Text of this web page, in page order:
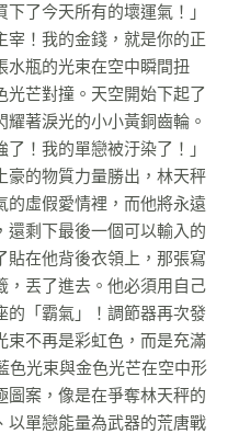
了今天所有的壞運氣！」
宰！我的金錢，就是你的正
水瓶的光束在空中瞬間扭
光芒對撞。天空開始下起了
著淚光的小小黃銅齒輪。
了！我的單戀被汙染了！」
豪的物質力量勝出，林天秤
的虛假愛情裡，而他將永遠
還剩下最後一個可以輸入的
貼在他背後衣領上，那張寫
，丟了進去。他必須用自己
的「霸氣」！調節器再次發
束不再是彩虹色，而是充滿
色光束與金色光芒在空中形
圖案，像是在爭奪林天秤的
以單戀能量為武器的荒唐戰